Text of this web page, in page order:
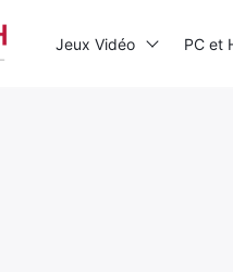
Jeux Vidéo PC et